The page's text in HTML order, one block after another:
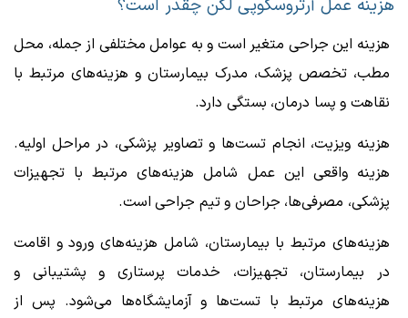
هزینه عمل آرتروسکوپی لگن چقدر است؟
هزینه این جراحی متغیر است و به عوامل مختلفی از جمله، محل
مطب، تخصص پزشک، مدرک بیمارستان و هزینه‌های مرتبط با
نقاهت و پسا درمان، بستگی دارد.
هزینه ویزیت، انجام تست‌ها و تصاویر پزشکی، در مراحل اولیه.
هزینه واقعی این عمل شامل هزینه‌های مرتبط با تجهیزات
پزشکی، مصرفی‌ها، جراحان و تیم جراحی است.
هزینه‌های مرتبط با بیمارستان، شامل هزینه‌های ورود و اقامت
در بیمارستان، تجهیزات، خدمات پرستاری و پشتیبانی و
هزینه‌های مرتبط با تست‌ها و آزمایشگاه‌ها می‌شود. پس از